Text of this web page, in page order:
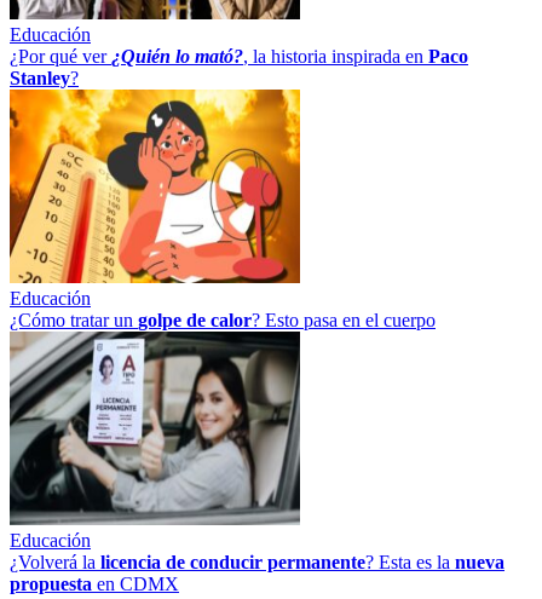
Educación
¿Por qué ver ¿Quién lo mató?, la historia inspirada en Paco
Stanley?
Educación
¿Cómo tratar un golpe de calor? Esto pasa en el cuerpo
Educación
¿Volverá la licencia de conducir permanente? Esta es la nueva
propuesta en CDMX